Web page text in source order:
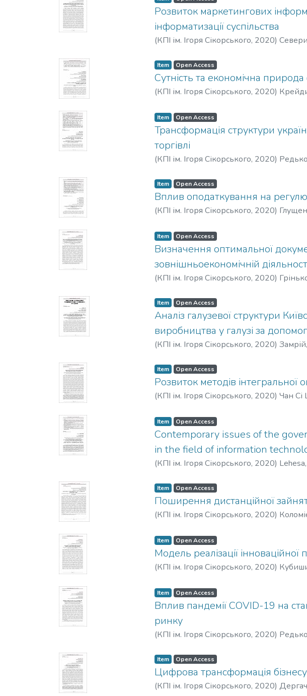
Розвиток маркетингових
інформатизації суспільства
(КПІ ім. Ігоря Сікорського, 2020)
Item Open Access
Сутність та економічна
(КПІ ім. Ігоря Сікорського, 2020)
Item Open Access
Трансформація структури
торгівлі
(КПІ ім. Ігоря Сікорського, 2020)
Item Open Access
Вплив оподаткування на
(КПІ ім. Ігоря Сікорського, 2020)
Item Open Access
Визначення оптимальної
зовнішньоекономічній
(КПІ ім. Ігоря Сікорського, 2020)
Item Open Access
Аналіз галузевої структури
виробництва у галузі за
(КПІ ім. Ігоря Сікорського, 2020)
Item Open Access
Розвиток методів інтегральної
(КПІ ім. Ігоря Сікорського, 2020) Чан Сі
Item Open Access
Сontemporary issues of the
in the field of information
(КПІ ім. Ігоря Сікорського, 2020)
Item Open Access
Поширення дистанційної
(КПІ ім. Ігоря Сікорського, 2020)
Item Open Access
Модель реалізації
(КПІ ім. Ігоря Сікорського, 2020)
Item Open Access
Вплив пандемії COVID-19 на
ринку
(КПІ ім. Ігоря Сікорського, 2020)
Item Open Access
Цифрова трансформація
(КПІ ім. Ігоря Сікорського, 2020)